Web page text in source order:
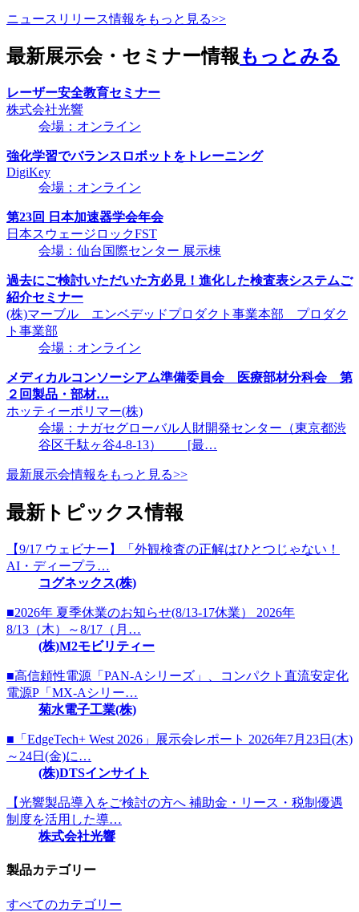
ニュースリリース情報をもっと見る>>
最新展示会・セミナー情報もっとみる
レーザー安全教育セミナー
株式会社光響
会場：オンライン
強化学習でバランスロボットをトレーニング
DigiKey
会場：オンライン
第23回 日本加速器学会年会
日本スウェージロックFST
会場：仙台国際センター 展示棟
過去にご検討いただいた方必見！進化した検査表システムご
紹介セミナー
(株)マーブル エンベデッドプロダクト事業本部 プロダク
ト事業部
会場：オンライン
メディカルコンソーシアム準備委員会 医療部材分科会 第
２回製品・部材…
ホッティーポリマー(株)
会場：ナガセグローバル人財開発センター（東京都渋
谷区千駄ヶ谷4-8-13） [最…
最新展示会情報をもっと見る>>
最新トピックス情報
【9/17 ウェビナー】「外観検査の正解はひとつじゃない！
AI・ディープラ…
コグネックス(株)
■2026年 夏季休業のお知らせ(8/13-17休業） 2026年
8/13（木）～8/17（月…
(株)M2モビリティー
■高信頼性電源「PAN-Aシリーズ」、コンパクト直流安定化
電源P「MX-Aシリー…
菊水電子工業(株)
■「EdgeTech+ West 2026」展示会レポート 2026年7月23日(木)
～24日(金)に…
(株)DTSインサイト
【光響製品導入をご検討の方へ 補助金・リース・税制優遇
制度を活用した導…
株式会社光響
製品カテゴリー
すべてのカテゴリー